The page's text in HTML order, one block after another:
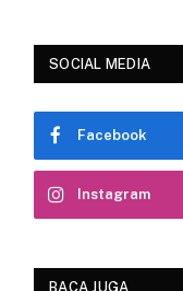
SOCIAL MEDIA
Facebook
Instagram
BACA JUGA